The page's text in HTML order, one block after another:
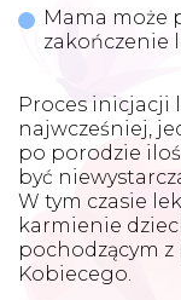
Mama może
zakończenie
Proces inicjacji
najwcześniej,
po porodzie
być
W tym czasie
karmienie
pochodzącym
Kobiecego.